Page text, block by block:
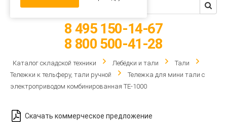
8 495 150-14-67
8 800 500-41-28
Каталог складской техники Лебёдки и тали
Тали
Тележки к тельферу, тали ручной
Тележка для мини тали с
электроприводом комбинированная TE-1000
Скачать коммерческое предложение